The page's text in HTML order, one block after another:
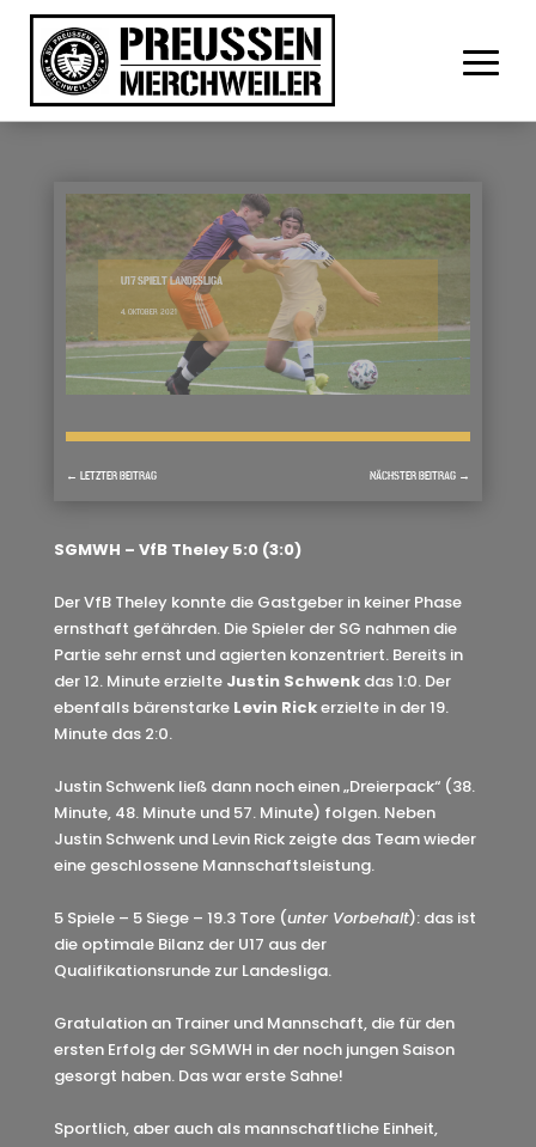
U17 SPIELT LANDESLIGA
4. OKTOBER 2021
← LETZTER BEITRAG NÄCHSTER BEITRAG →
SGMWH – VfB Theley 5:0 (3:0)
Der VfB Theley konnte die Gastgeber in keiner Phase
ernsthaft gefährden. Die Spieler der SG nahmen die
Partie sehr ernst und agierten konzentriert. Bereits in
der 12. Minute erzielte Justin Schwenkdas 1:0. Der
ebenfalls bärenstarke Levin Rickerzielte in der 19.
Minute das 2:0.
Justin Schwenk ließ dann noch einen „Dreierpack“ (38.
Minute, 48. Minute und 57. Minute) folgen. Neben
Justin Schwenk und Levin Rick zeigte das Team wieder
eine geschlossene Mannschaftsleistung.
5 Spiele – 5 Siege – 19.3 Tore (unter Vorbehalt): das ist
die optimale Bilanz der U17 aus der
Qualifikationsrunde zur Landesliga.
Gratulation an Trainer und Mannschaft, die für den
ersten Erfolg der SGMWH in der noch jungen Saison
gesorgt haben. Das war erste Sahne!
Sportlich, aber auch als mannschaftliche Einheit,